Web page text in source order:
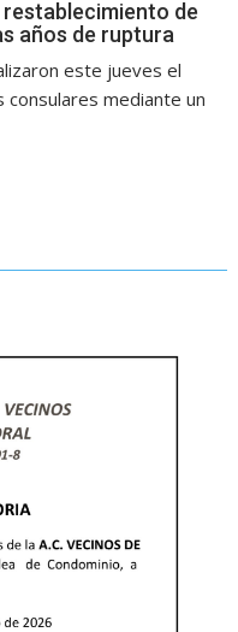
de
años de ruptura
este jueves el
mediante un